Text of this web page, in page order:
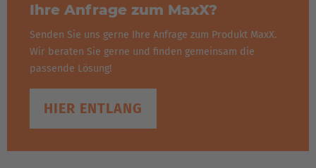
Ihre Anfrage zum MaxX?
Senden Sie uns gerne Ihre Anfrage zum Produkt MaxX.
Wir beraten Sie gerne und finden gemeinsam die
passende Lösung!
HIER ENTLANG